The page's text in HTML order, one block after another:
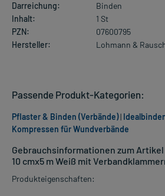
Darreichung:
Binden
Inhalt:
1 St
PZN:
07600795
Hersteller:
Lohmann &
Gebrauchsinformationen zum
10 cmx5 m Weiß mit
Produkteigenschaften:
Passende Produkt-Kategorien:
Pflaster & Binden (Verbände)|
Kompressen für Wundverbände